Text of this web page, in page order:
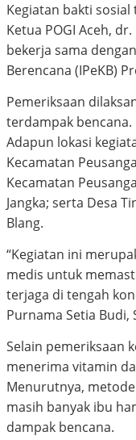
Kegiatan bakti
Ketua POGI Aceh,
bekerja sama
Berencana (IPeKB)
Pemeriksaan
terdampak bencana.
Adapun lokasi
Kecamatan
Kecamatan
Jangka; serta Desa
Blang.
“Kegiatan ini
medis untuk
terjaga di tengah
Purnama Setia Budi,
Selain pemeriksaan
menerima vitamin
Menurutnya,
masih banyak ibu
dampak bencana.